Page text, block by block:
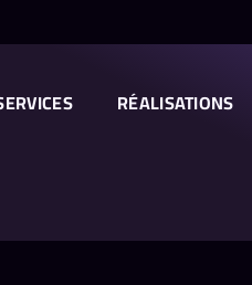
RÉALISATIONS